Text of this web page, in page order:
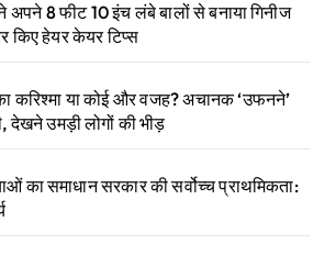
अपने 8 फीट 10 इंच लंबे बालों से बनाया गिनीज
किए हेयर केयर टिप्स
करिश्मा या कोई और वजह? अचानक ‘उफनने’
देखने उमड़ी लोगों की भीड़
का समाधान सरकार की सर्वोच्च प्राथमिकता: